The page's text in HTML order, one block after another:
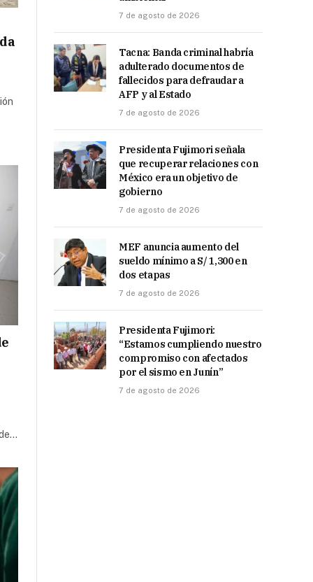
7 de agosto de 2026
Tacna: Banda criminal habría
adulterado documentos de
fallecidos para defraudar a
AFP y al Estado
7 de agosto de 2026
Presidenta Fujimori señala
que recuperar relaciones con
México era un objetivo de
gobierno
7 de agosto de 2026
MEF anuncia aumento del
sueldo mínimo a S/ 1,300 en
dos etapas
7 de agosto de 2026
Presidenta Fujimori:
“Estamos cumpliendo nuestro
compromiso con afectados
por el sismo en Junín”
7 de agosto de 2026